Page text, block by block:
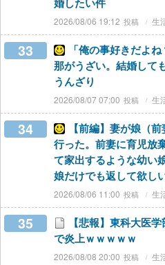
2026/08/06 19:12 生
33
「俺の事好きだよ
那がうざい。結婚して
うんざり
2026/08/07 07:00 生
34
【前編】妻が娘（
行った。前妻に育児放
て家出するような幼い
娘だけでも返して欲し
2026/08/06 11:00 生
35
【悲報】東科大医
で炎上ｗｗｗｗｗ
2026/08/08 20:00 生